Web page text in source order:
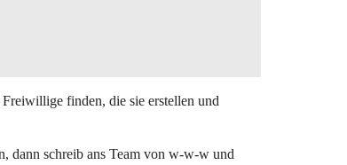
finden, die sie erstellen und
dann schreib ans Team von w-w-w und